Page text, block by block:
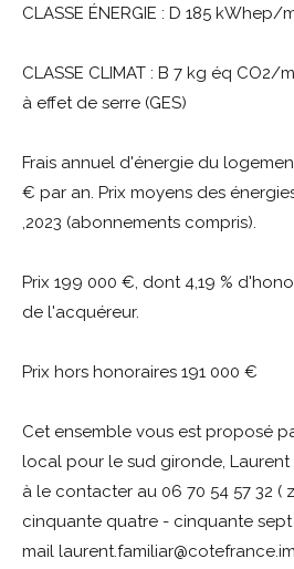
CLASSE ÉNERGIE : D 185 kWhep/
CLASSE CLIMAT : B 7 kg éq CO2/
à effet de serre (GES)
Frais annuel d'énergie du
€ par an. Prix moyens des
,2023 (abonnements compris).
Prix 199 000 €, dont 4,19 %
de l'acquéreur.
Prix hors honoraires 191 000 €
Cet ensemble vous est proposé
local pour le sud gironde, Laurent
à le contacter au 06 70 54 57 32 (
cinquante quatre - cinquante
mail